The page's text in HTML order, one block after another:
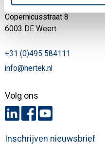
Hertek Groep hoofdkantoor
Copernicusstraat 8
6003 DE Weert
+31 (0)495 584111
info@hertek.nl
Volg ons
Inschrijven nieuwsbrief